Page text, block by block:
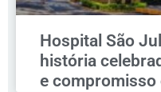
Hospital São
história
e compromisso